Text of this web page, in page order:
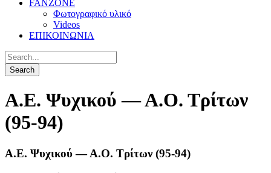
FANZONE
Φωτογραφικό υλικό
Videos
ΕΠΙΚΟΙΝΩΝΙΑ
Α.Ε. Ψυχικού — Α.Ο. Τρίτων
(95-94)
Α.Ε. Ψυχικού — Α.Ο. Τρίτων (95-94)